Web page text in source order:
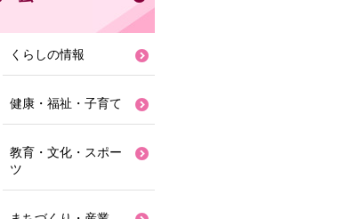
くらしの情報
健康・福祉・子育て
教育・文化・スポー
ツ